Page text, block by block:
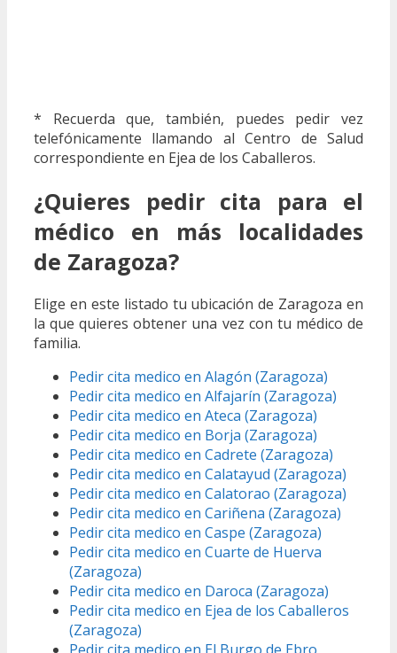
* Recuerda que, también, puedes pedir vez
telefónicamente llamando al Centro de Salud
correspondiente en Ejea de los Caballeros.
¿Quieres pedir cita para el
médico en más localidades
de Zaragoza?
Elige en este listado tu ubicación de Zaragoza en
la que quieres obtener una vez con tu médico de
familia.
Pedir cita medico en Alagón (Zaragoza)
Pedir cita medico en Alfajarín (Zaragoza)
Pedir cita medico en Ateca (Zaragoza)
Pedir cita medico en Borja (Zaragoza)
Pedir cita medico en Cadrete (Zaragoza)
Pedir cita medico en Calatayud (Zaragoza)
Pedir cita medico en Calatorao (Zaragoza)
Pedir cita medico en Cariñena (Zaragoza)
Pedir cita medico en Caspe (Zaragoza)
Pedir cita medico en Cuarte de Huerva
(Zaragoza)
Pedir cita medico en Daroca (Zaragoza)
Pedir cita medico en Ejea de los Caballeros
(Zaragoza)